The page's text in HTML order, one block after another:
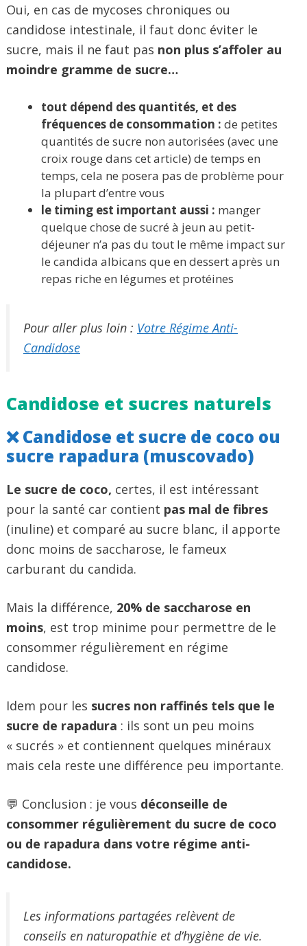
Oui, en cas de mycoses chroniques ou
candidose intestinale, il faut donc éviter le
sucre, mais il ne faut pas non plus s’affoler au
moindre gramme de sucre…
tout dépend des quantités, et des
fréquences de consommation : de petites
quantités de sucre non autorisées (avec une
croix rouge dans cet article) de temps en
temps, cela ne posera pas de problème pour
la plupart d’entre vous
le timing est important aussi : manger
quelque chose de sucré à jeun au petit-
déjeuner n’a pas du tout le même impact sur
le candida albicans que en dessert après un
repas riche en légumes et protéines
Pour aller plus loin : Votre Régime Anti-
Candidose
Candidose et sucres naturels
❌ Candidose et sucre de coco ou
sucre rapadura (muscovado)
Le sucre de coco, certes, il est intéressant
pour la santé car contient pas mal de fibres
(inuline) et comparé au sucre blanc, il apporte
donc moins de saccharose, le fameux
carburant du candida.
Mais la différence, 20% de saccharose en
moins, est trop minime pour permettre de le
consommer régulièrement en régime
candidose.
Idem pour les sucres non raffinés tels que le
sucre de rapadura : ils sont un peu moins
« sucrés » et contiennent quelques minéraux
mais cela reste une différence peu importante.
💬 Conclusion : je vous déconseille de
consommer régulièrement du sucre de coco
ou de rapadura dans votre régime anti-
candidose.
Les informations partagées relèvent de
conseils en naturopathie et d’hygiène de vie.